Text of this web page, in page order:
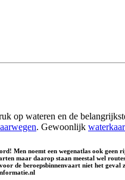
op wateren en de
. Gewoonlijk
Men noemt een wegenatlas ook geen
maar daarop staan meestal wel
de beroepsbinnenvaart niet het geval